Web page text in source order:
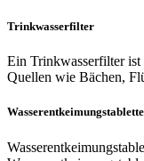
Trinkwasserfilter
Ein Trinkwasserfilter ist
Quellen wie Bächen,